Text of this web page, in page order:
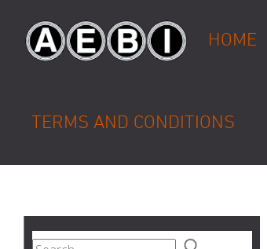
HOME
TERMS AND CONDITIONS